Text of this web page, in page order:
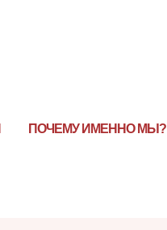
ПОЧЕМУ ИМЕННО МЫ?